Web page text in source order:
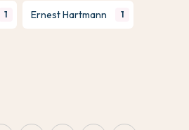
1 Ernest Hartmann 1